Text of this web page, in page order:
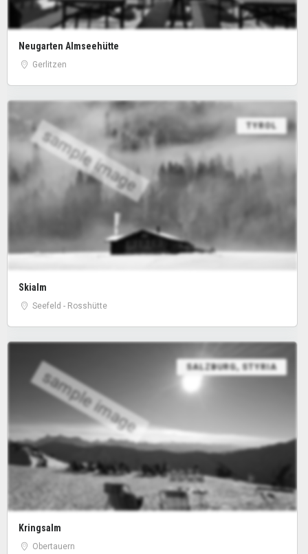
Neugarten Almseehütte
Gerlitzen
sample image
TYROL
Skialm
Seefeld - Rosshütte
sample image
SALZBURG, STYRIA
Kringsalm
Obertauern